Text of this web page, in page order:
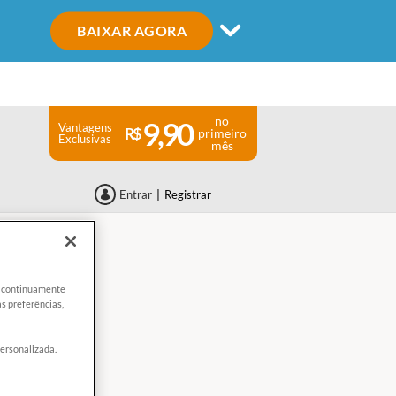
BAIXAR AGORA
Entrar Registrar
Vantagens
Exclusivas
9,90
no
primeiro
mês
continuamente
preferências,